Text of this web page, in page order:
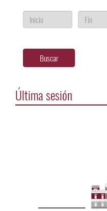
Buscar
Última sesión